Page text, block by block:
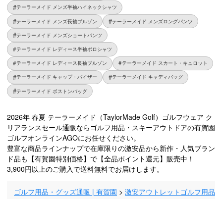
テーラーメイド メンズ半袖ハイネックシャツ
テーラーメイド メンズ長袖ブルゾン テーラーメイド メンズロングパンツ
テーラーメイド メンズショートパンツ
テーラーメイド レディース半袖ポロシャツ
テーラーメイド レディース長袖ブルゾン テーラーメイド スカート・キュロット
テーラーメイド キャップ・バイザー テーラーメイド キャディバッグ
テーラーメイド ボストンバッグ
2026年 春夏 テーラーメイド（TaylorMade Golf）ゴルフウェア ク
リアランスセール通販ならゴルフ用品・スキーアウトドアの有賀園
ゴルフオンラインAGOにお任せください。
豊富な商品ラインナップで在庫限りの激安品から新作・人気ブラン
ド品も【有賀園特別価格】で【全品ポイント還元】販売中！
3,900円以上のご購入で送料無料でお届けします。
ゴルフ用品・グッズ通販 | 有賀園 激安アウトレットゴルフ用品